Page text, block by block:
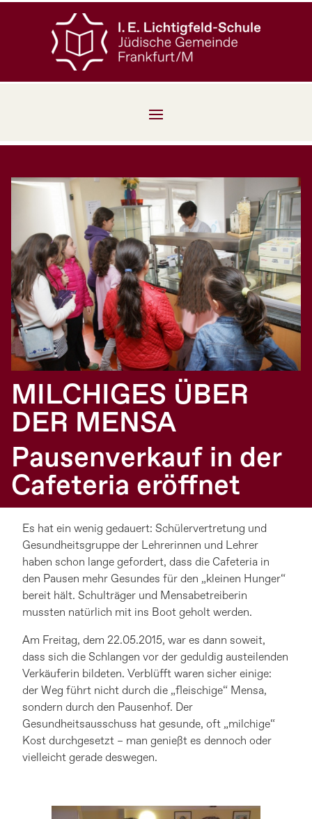
MILCHIGES ÜBER
DER MENSA
Pausenverkauf in der
Cafeteria eröffnet
Es hat ein wenig gedauert: Schülervertretung und
Gesundheitsgruppe der Lehrerinnen und Lehrer
haben schon lange gefordert, dass die Cafeteria in
den Pausen mehr Gesundes für den „kleinen Hunger“
bereit hält. Schulträger und Mensabetreiberin
mussten natürlich mit ins Boot geholt werden.
Am Freitag, dem 22.05.2015, war es dann soweit,
dass sich die Schlangen vor der geduldig austeilenden
Verkäuferin bildeten. Verblüfft waren sicher einige:
der Weg führt nicht durch die „fleischige“ Mensa,
sondern durch den Pausenhof. Der
Gesundheitsausschuss hat gesunde, oft „milchige“
Kost durchgesetzt – man genießt es dennoch oder
vielleicht gerade deswegen.